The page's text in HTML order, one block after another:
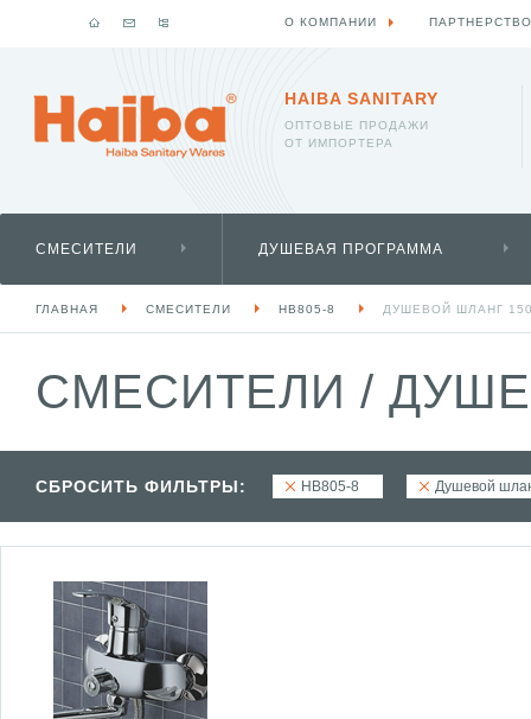
HAIBA SANITARY
ОПТОВЫЕ ПРОДАЖИ
ОТ ИМПОРТЕРА
СМЕСИТЕЛИ ДУШЕВАЯ ПРОГРАММА
ГЛАВНАЯ СМЕСИТЕЛИ HB805-8 ДУШЕВОЙ ШЛАНГ
СМЕСИТЕЛИ /
СБРОСИТЬ ФИЛЬТРЫ: HB805-8 Душевой
О КОМПАНИИ ПАРТНЕРСТВО